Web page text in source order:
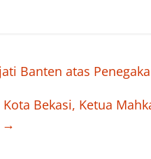
Banten atas
Bekasi, Ketua
→